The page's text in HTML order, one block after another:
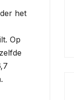
het
Op